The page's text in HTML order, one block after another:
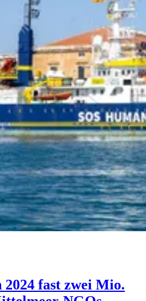
fast zwei Mio.